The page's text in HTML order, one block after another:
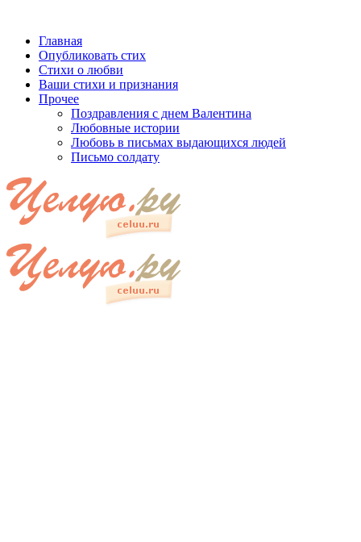
Главная
Опубликовать стих
Стихи о любви
Ваши стихи и признания
Прочее
Поздравления с днем Валентина
Любовные истории
Любовь в письмах выдающихся людей
Письмо солдату